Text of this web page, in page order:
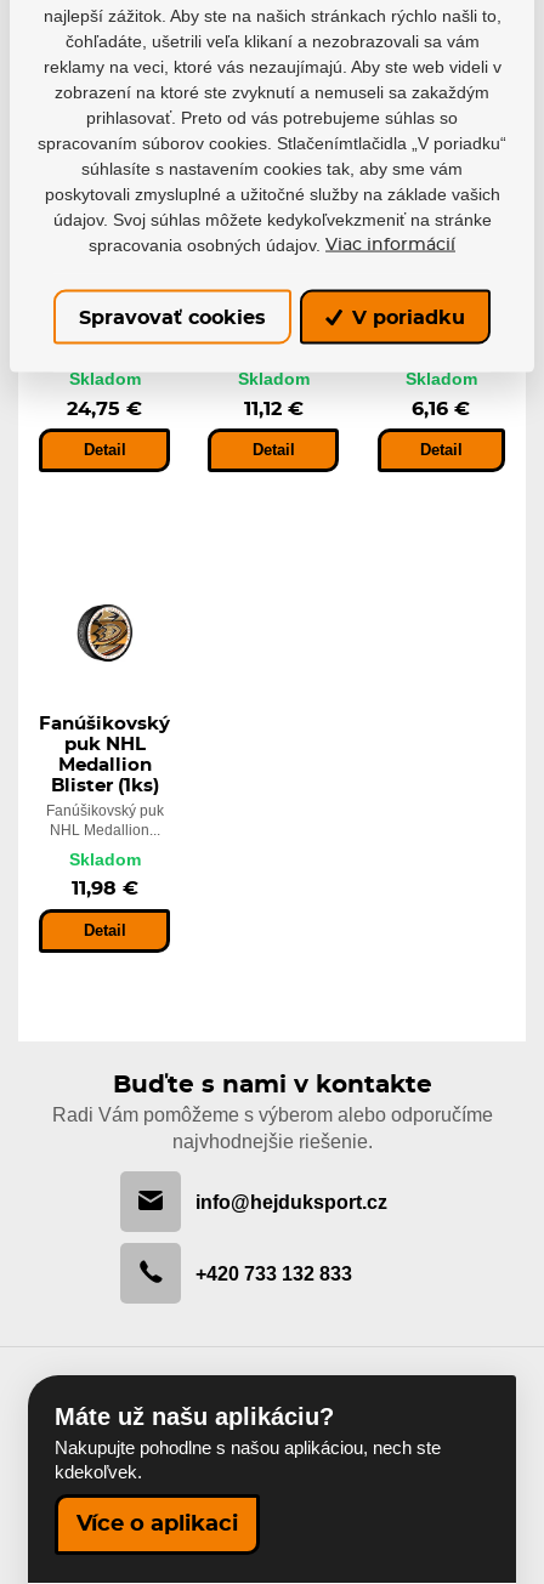
Fanúšikovský
puk NHL
Anniversary
Fanúšikovský puk
NHL Game...
Skladom
24,75 €
Detail
Fanúšikovský
puk NHL
Blister (1ks)
Fanúšikovský puk
Boston Bruins s...
Skladom
11,12 €
Detail
Prívesok na
kľúče NHL
Prívesok na kľúče
NHL Minipuk s...
Skladom
6,16 €
Detail
Fanúšikovský
puk NHL
Medallion
Blister (1ks)
Fanúšikovský puk
NHL Medallion...
Skladom
11,98 €
Detail
Buďte s nami v kontakte
Radi Vám pomôžeme s výberom alebo odporučíme
najvhodnejšie riešenie.
info@hejduksport.cz
+420 733 132 833
Máte už našu aplikáciu?
Nakupujte pohodlne s našou aplikáciou, nech ste
kdekoľvek.
Více o aplikaci
najlepší zážitok. Aby ste na našich stránkach rýchlo našli to,
čohľadáte, ušetrili veľa klikaní a nezobrazovali sa vám
reklamy na veci, ktoré vás nezaujímajú. Aby ste web videli v
zobrazení na ktoré ste zvyknutí a nemuseli sa zakaždým
prihlasovať. Preto od vás potrebujeme súhlas so
spracovaním súborov cookies. Stlačenímtlačidla „V poriadku“
súhlasíte s nastavením cookies tak, aby sme vám
poskytovali zmysluplné a užitočné služby na základe vašich
údajov. Svoj súhlas môžete kedykoľvekzmeniť na stránke
spracovania osobných údajov. Viac informácií
Spravovať cookies V poriadku